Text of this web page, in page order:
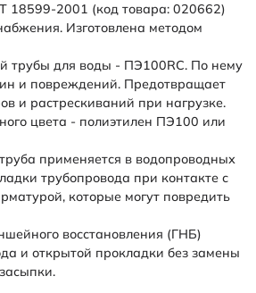
18599-2001 (код товара: 020662)
Изготовлена методом
трубы для воды - ПЭ100RC. По нему
и повреждений. Предотвращает
и растрескиваний при нагрузке.
цвета - полиэтилен ПЭ100 или
применяется в водопроводных
трубопровода при контакте с
которые могут повредить
восстановления (ГНБ)
и открытой прокладки без замены